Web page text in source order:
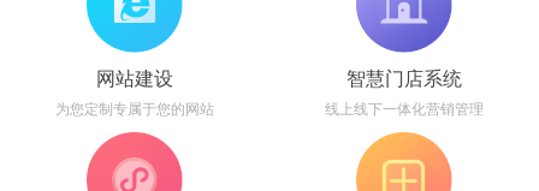
网站建设
为您定制专属于您的网站
智慧门店系统
线上线下一体化营销管理